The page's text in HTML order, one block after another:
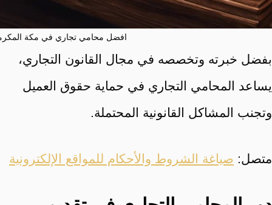
افضل محامي تجاري في مكة
بفضل خبرته وتخصصه في مجال القانون التجاري،
يساعد المحامي التجاري في حماية حقوق العميل
وتجنب المشاكل القانونية المحتملة.
متصل: صياغة الشروط والأحكام للمواقع الإلكترونية